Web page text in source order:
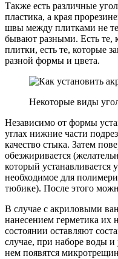
Также есть различные
пластика, а края
швы между плитками не
бывают разными. Есть те,
плитки, есть те, которые
разной формы и цвета.
Некоторые виды
Независимо от формы
углах нижние части
качество стыка. Затем
обезжиривается
который устанавливается
необходимое для
тюбике). После этого
В случае с акриловыми
нанесением герметика их
состоянии оставляют
случае, при наборе воды и
нем появятся